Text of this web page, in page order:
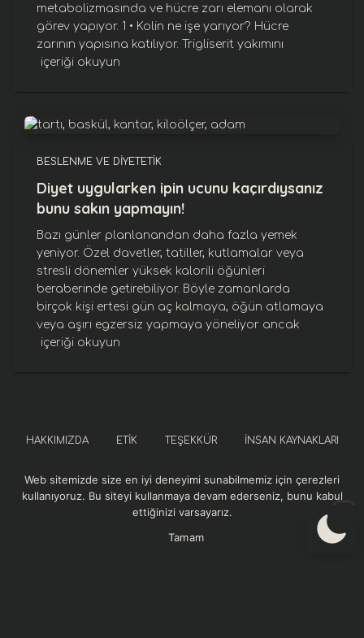
metabolizmasında ve hücre zarı elemanı olarak
görev yapıyor. 1 • Kolin ne işe yarıyor? Hücre
zarının yapısına katılıyor. Trigliserit yakımını
içeriği okuyun
BESLENME VE DIYETETIK
Diyet uygularken ipin ucunu kaçırdıysanız
bunu sakın yapmayın!
Bazı günler planlanandan daha fazla yemek
yeniyor. Özel davetler, tatiller, kutlamalar veya
stresli dönemler yüksek kalorili öğünleri
beraberinde getirebiliyor. Böyle zamanlarda
birçok kişi ertesi gün aç kalmaya, öğün atlamaya
veya aşırı egzersiz yapmaya yöneliyor ancak
içeriği okuyun
HAKKIMIZDA ETIK TEŞEKKÜR İNSAN KAYNAKLARI
SOSYAL SORUMLULUK KURUMSAL REFERANSLAR
GIZLILIK VE GÜVENLIK POLITIKASI
Web sitemizde size en iyi deneyimi sunabilmemiz için çerezleri
kullanıyoruz. Bu siteyi kullanmaya devam ederseniz, bunu kabul
ettiğinizi varsayarız.
Tamam